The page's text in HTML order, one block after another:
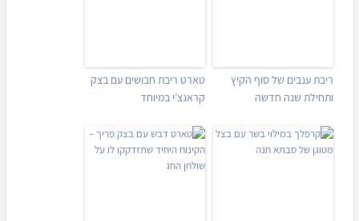
ריבת ענבים של סוף הקיץ
ותחילת שנה חדשה
טארט ריבת חבושים עם בצק
קראנצ’י במיוחד